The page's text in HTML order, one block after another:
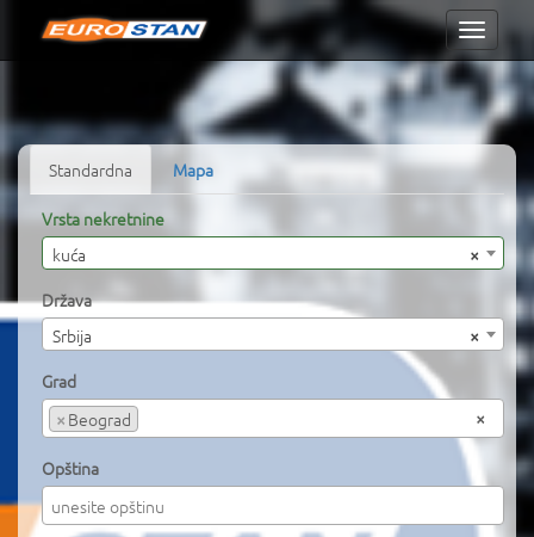
Toggle
Standardna Mapa
Vrsta nekretnine
×
kuća
Država
×
Srbija
Grad
×
× Beograd
Opština